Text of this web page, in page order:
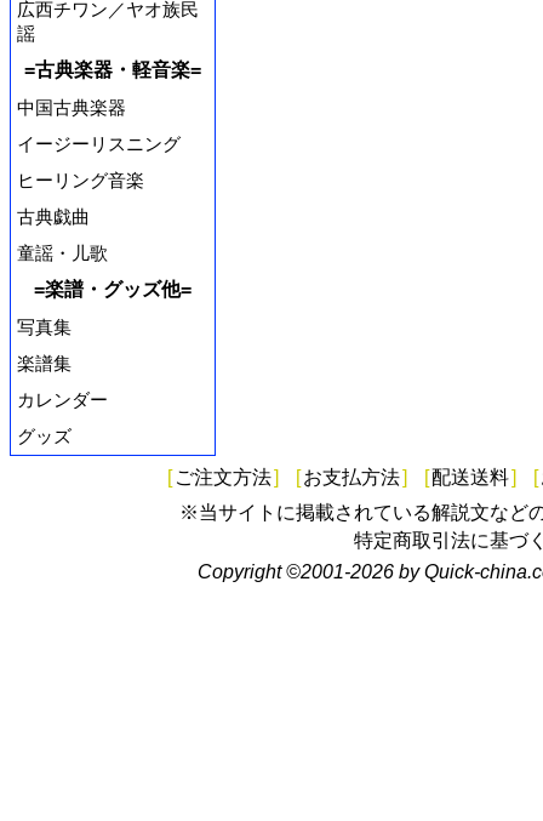
広西チワン／ヤオ族民
謡
=古典楽器・軽音楽=
中国古典楽器
イージーリスニング
ヒーリング音楽
古典戯曲
童謡・儿歌
=楽譜・グッズ他=
写真集
楽譜集
カレンダー
グッズ
[ ご注文方法] [お支払方法] [配送送料] [
※当サイトに掲載されている解説文など
特定商取引法に基づ
Copyright ©2001-2026 by Quick-